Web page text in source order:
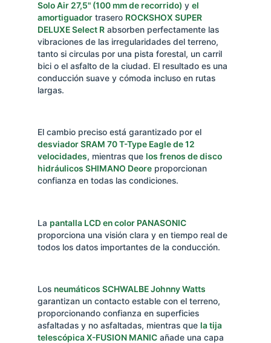
Solo Air 27,5" (100 mm de recorrido) y el
amortiguadortrasero ROCKSHOX SUPER
DELUXE Select Rabsorben perfectamente las
vibraciones de las irregularidades del terreno,
tanto si circulas por una pista forestal, un carril
bici o el asfalto de la ciudad. El resultado es una
conducción suave y cómoda incluso en rutas
largas.
El cambio preciso está garantizado por el
desviador SRAM 70 T-Type Eagle de 12
velocidades, mientras que los frenos de disco
hidráulicos SHIMANO Deoreproporcionan
confianza en todas las condiciones.
La pantalla LCD en color PANASONIC
proporciona una visión clara y en tiempo real de
todos los datos importantes de la conducción.
Los neumáticos SCHWALBE Johnny Watts
garantizan un contacto estable con el terreno,
proporcionando confianza en superficies
asfaltadas y no asfaltadas, mientras que la tija
telescópica X-FUSION MANICañade una capa